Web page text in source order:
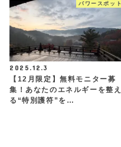
パワースポット
2025.12.3
【12月限定】無料モニター募
集！あなたのエネルギーを整え
る“特別護符”を…